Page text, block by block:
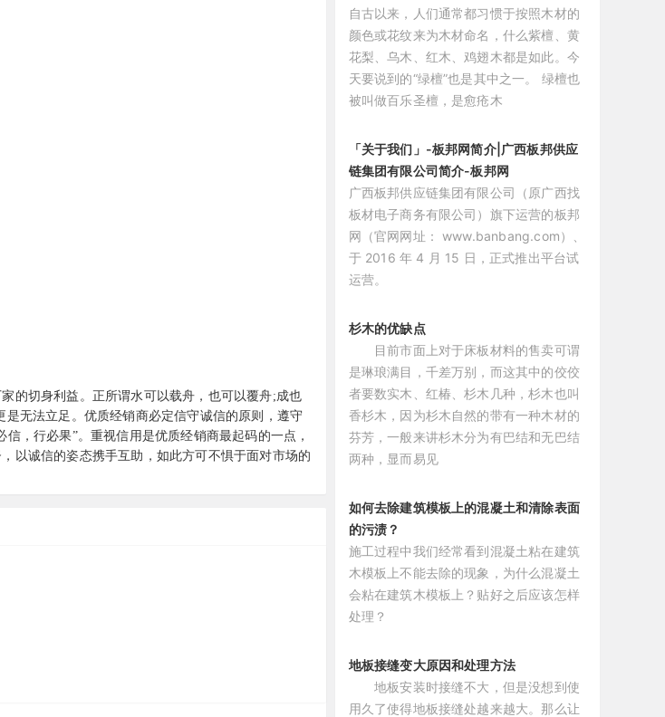
的切身利益。正所谓水可以载舟，也可以覆舟;成也
无法立足。优质经销商必定信守诚信的原则，遵守
，行必果”。重视信用是优质经销商最起码的一点，
以诚信的姿态携手互助，如此方可不惧于面对市场的
自古以来，人们通常都习惯于按照木材的
颜色或花纹来为木材命名，什么紫檀、黄
花梨、乌木、红木、鸡翅木都是如此。今
天要说到的“绿檀”也是其中之一。 绿檀也
被叫做百乐圣檀，是愈疮木
「关于我们」-板邦网简介|广西板邦供应
链集团有限公司简介-板邦网
广西板邦供应链集团有限公司（原广西找
板材电子商务有限公司）旗下运营的板邦
网（官网网址： www.banbang.com）、
于 2016 年 4 月 15 日，正式推出平台试
运营。
杉木的优缺点
目前市面上对于床板材料的售卖可谓
是琳琅满目，千差万别，而这其中的佼佼
者要数实木、红椿、杉木几种，杉木也叫
香杉木，因为杉木自然的带有一种木材的
芬芳，一般来讲杉木分为有巴结和无巴结
两种，显而易见
如何去除建筑模板上的混凝土和清除表面
的污渍？
施工过程中我们经常看到混凝土粘在建筑
木模板上不能去除的现象，为什么混凝土
会粘在建筑木模板上？贴好之后应该怎样
处理？
地板接缝变大原因和处理方法
地板安装时接缝不大，但是没想到使
用久了使得地板接缝处越来越大。那么让